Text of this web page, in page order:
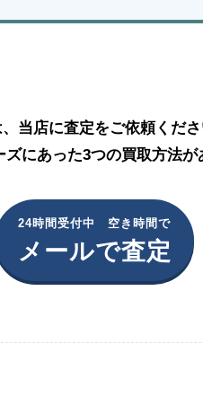
当店に査定をご依頼くださ
にあった3つの買取方法が
24時間受付中 空き時間で
メールで査定